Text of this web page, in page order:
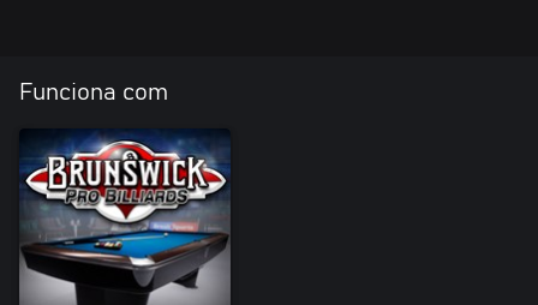
Funciona com